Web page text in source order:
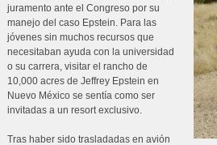
juramento ante el Congreso por su
manejo del caso Epstein. Para las
jóvenes sin muchos recursos que
necesitaban ayuda con la universidad
o su carrera, visitar el rancho de
10,000 acres de Jeffrey Epstein en
Nuevo México se sentía como ser
invitadas a un resort exclusivo.
Tras haber sido trasladadas en avión